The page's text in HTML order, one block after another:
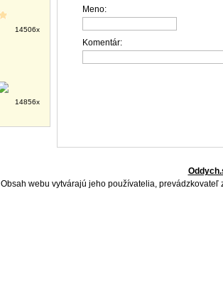
14506x
14856x
Meno:
Komentár:
Obsah webu vytvárajú jeho používatelia,